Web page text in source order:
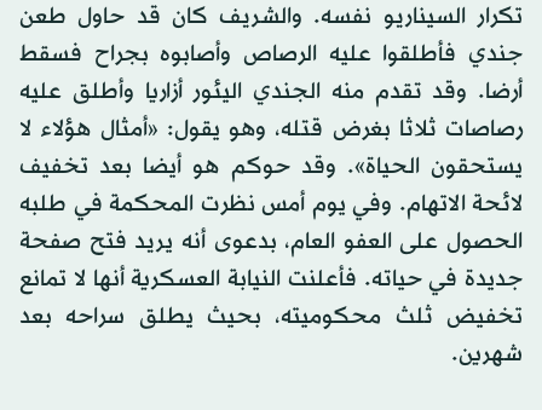
تكرار السيناريو نفسه. والشريف كان قد حاول طعن
جندي فأطلقوا عليه الرصاص وأصابوه بجراح فسقط
أرضا. وقد تقدم منه الجندي اليئور أزاريا وأطلق عليه
رصاصات ثلاثا بغرض قتله، وهو يقول: «أمثال هؤلاء لا
يستحقون الحياة». وقد حوكم هو أيضا بعد تخفيف
لائحة الاتهام. وفي يوم أمس نظرت المحكمة في طلبه
الحصول على العفو العام، بدعوى أنه يريد فتح صفحة
جديدة في حياته. فأعلنت النيابة العسكرية أنها لا تمانع
تخفيض ثلث محكوميته، بحيث يطلق سراحه بعد
شهرين.